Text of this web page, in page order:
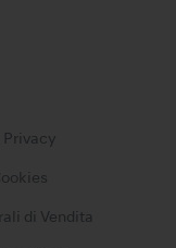
Privacy
di Vendita